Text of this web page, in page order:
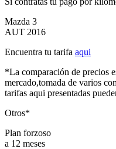
Mazda 3
AUT 2016
Encuentra tu tarifa aqui
*La comparación de precios
mercado,tomada de varios
tarifas aqui presentadas
Otros*
Plan forzoso
a 12 meses